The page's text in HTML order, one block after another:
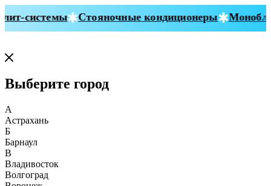
системы Стояночные кондиционеры
Выберите город
А
Астрахань
Б
Барнаул
В
Владивосток
Волгоград